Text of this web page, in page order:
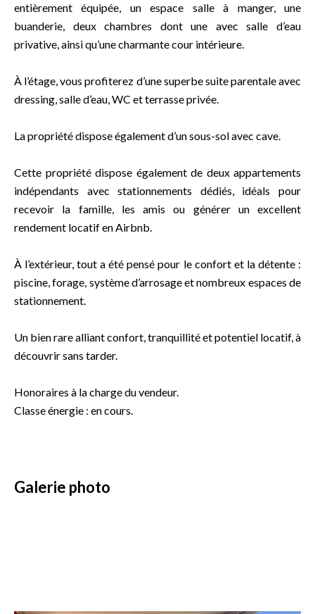
entièrement équipée, un espace salle à manger, une
buanderie, deux chambres dont une avec salle d’eau
privative, ainsi qu’une charmante cour intérieure.
À l’étage, vous profiterez d’une superbe suite parentale avec
dressing, salle d’eau, WC et terrasse privée.
La propriété dispose également d’un sous-sol avec cave.
Cette propriété dispose également de deux appartements
indépendants avec stationnements dédiés, idéals pour
recevoir la famille, les amis ou générer un excellent
rendement locatif en Airbnb.
À l’extérieur, tout a été pensé pour le confort et la détente :
piscine, forage, système d’arrosage et nombreux espaces de
stationnement.
Un bien rare alliant confort, tranquillité et potentiel locatif, à
découvrir sans tarder.
Honoraires à la charge du vendeur.
Classe énergie : en cours.
Galerie photo